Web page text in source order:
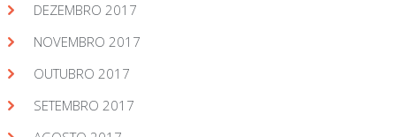
DEZEMBRO 2017
NOVEMBRO 2017
OUTUBRO 2017
SETEMBRO 2017